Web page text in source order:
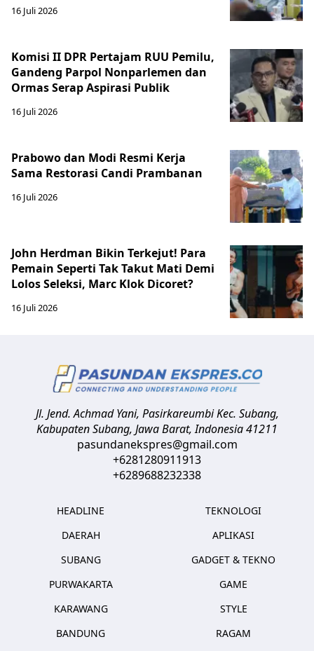
16 Juli 2026
Komisi II DPR Pertajam RUU Pemilu,
Gandeng Parpol Nonparlemen dan
Ormas Serap Aspirasi Publik
16 Juli 2026
Prabowo dan Modi Resmi Kerja
Sama Restorasi Candi Prambanan
16 Juli 2026
John Herdman Bikin Terkejut! Para
Pemain Seperti Tak Takut Mati Demi
Lolos Seleksi, Marc Klok Dicoret?
16 Juli 2026
Jl. Jend. Achmad Yani, Pasirkareumbi Kec. Subang,
Kabupaten Subang, Jawa Barat,Indonesia41211
pasundanekspres@gmail.com
+6281280911913
+6289688232338
HEADLINE
DAERAH
SUBANG
PURWAKARTA
KARAWANG
BANDUNG
TEKNOLOGI
APLIKASI
GADGET & TEKNO
GAME
STYLE
RAGAM